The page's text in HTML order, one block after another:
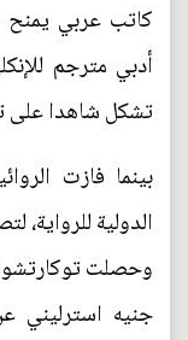
كاتب عربي يمنح
أدبي مترجم
تشكل شاهدا على
بينما فازت
الدولية للرواية،
جنيه استرليني